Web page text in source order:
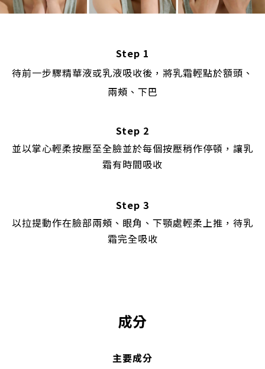
Step 1
待前一步驟精華液或乳液吸收後，將乳霜輕點於額頭、
兩頰、下巴
Step 2
並以掌心輕柔按壓至全臉並於每個按壓稍作停頓，讓乳
霜有時間吸收
Step 3
以拉提動作在臉部兩頰、眼角、下顎處輕柔上推，待乳
霜完全吸收
成分
主要成分